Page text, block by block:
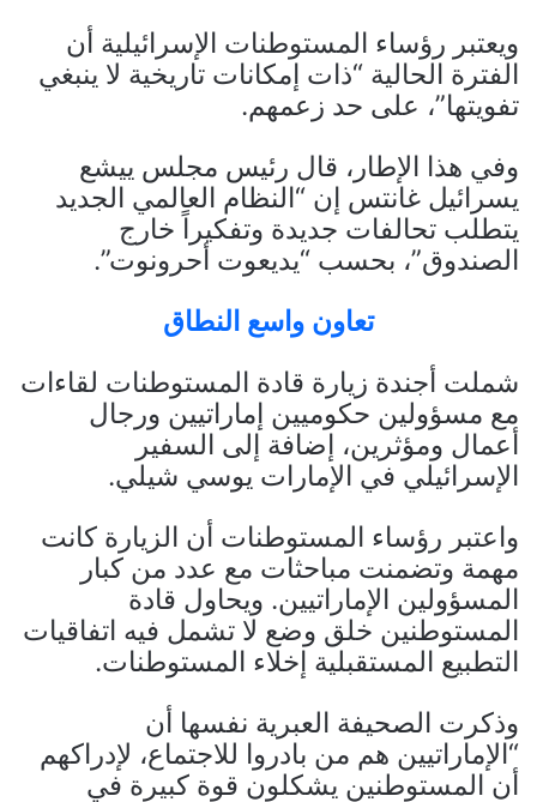
ويعتبر رؤساء المستوطنات الإسرائيلية أن
الفترة الحالية “ذات إمكانات تاريخية لا ينبغي
تفويتها”، على حد زعمهم.
وفي هذا الإطار، قال رئيس مجلس ييشع
يسرائيل غانتس إن “النظام العالمي الجديد
يتطلب تحالفات جديدة وتفكيراً خارج
الصندوق”، بحسب “يديعوت أحرونوت”.
تعاون واسع النطاق
شملت أجندة زيارة قادة المستوطنات لقاءات
مع مسؤولين حكوميين إماراتيين ورجال
أعمال ومؤثرين، إضافة إلى السفير
الإسرائيلي في الإمارات يوسي شيلي.
واعتبر رؤساء المستوطنات أن الزيارة كانت
مهمة وتضمنت مباحثات مع عدد من كبار
المسؤولين الإماراتيين. ويحاول قادة
المستوطنين خلق وضع لا تشمل فيه اتفاقيات
التطبيع المستقبلية إخلاء المستوطنات.
وذكرت الصحيفة العبرية نفسها أن
“الإماراتيين هم من بادروا للاجتماع، لإدراكهم
أن المستوطنين يشكلون قوة كبيرة في